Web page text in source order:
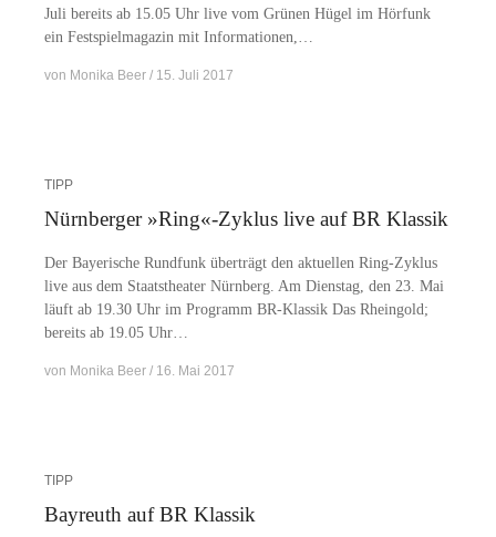
Juli be­reits ab 15.05 Uhr live vom Grü­nen Hü­gel im Hör­funk
ein Fest­spiel­ma­ga­zin mit Informationen,…
von Monika Beer 15. Juli 2017
TIPP
Nürnberger »Ring«-Zyklus live auf BR Klassik
Der Baye­ri­sche Rund­funk über­trägt den ak­tu­el­len Ring-Zy­k­lus
live aus dem Staats­thea­ter Nürn­berg. Am Diens­tag, den 23. Mai
läuft ab 19.30 Uhr im Pro­gramm BR-Klas­­sik Das Rhein­gold;
be­reits ab 19.05 Uhr…
von Monika Beer 16. Mai 2017
TIPP
Bayreuth auf BR Klassik